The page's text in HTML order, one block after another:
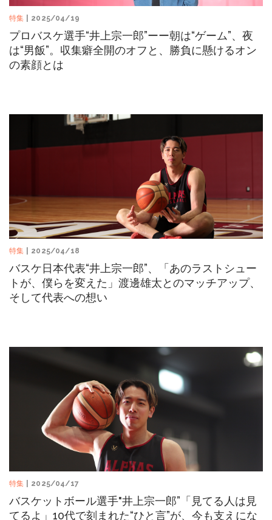
特集 | 2025/04/19
プロバスケ選手“井上宗一郎”ーー朝は“ゲーム”、夜
は“男飯”。収集癖全開のオフと、勝負に懸けるオン
の素顔とは
特集 | 2025/04/18
バスケ日本代表“井上宗一郎”、「あのラストシュー
トが、僕らを変えた」渡邊雄太とのマッチアップ、
そして代表への想い
特集 | 2025/04/17
バスケットボール選手"井上宗一郎”「見てる人は見
てるよ」10代で刻まれた“ひと言”が、今も支えにな